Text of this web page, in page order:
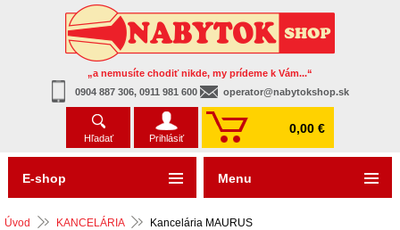
„a nemusíte chodiť nikde, my prídeme k Vám...“
0904 887 306, 0911 981 600
operator@nabytokshop.sk
Hľadať Prihlásiť
0,00 €
Úvod KANCELÁRIA Kancelária MAURUS
E-shop Menu